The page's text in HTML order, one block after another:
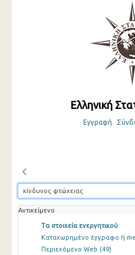
Ελληνική
Εγγραφή
Αντικείμενο
Τα στοιχεία ενεργητικού
Καταχωρημένο έγγραφο ή
Περιεχόμενο Web (49)